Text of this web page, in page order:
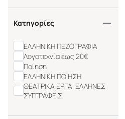
Κατηγορίες
ΕΛΛΗΝΙΚΗ ΠΕΖΟΓΡΑΦΙΑ
Λογοτεχνία έως 20€
Ποίηση
ΕΛΛΗΝΙΚΗ ΠΟΙΗΣΗ
ΘΕΑΤΡΙΚΑ ΕΡΓΑ-ΕΛΛΗΝΕΣ
ΣΥΓΓΡΑΦΕΙΣ